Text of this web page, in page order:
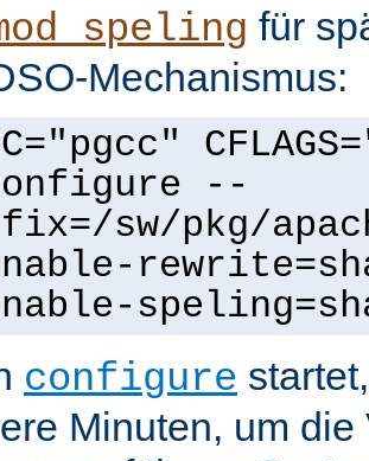
für
Mechanismus:
--
sw/pkg/
configure
Minuten, um